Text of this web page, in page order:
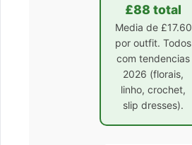
£88 total
Media de £17.60
por outfit. Todos
com tendencias
2026 (florais,
linho, crochet,
slip dresses).